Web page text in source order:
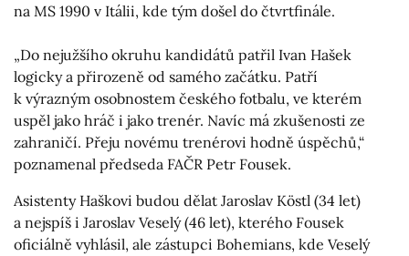
na MS 1990 v Itálii, kde tým došel do čtvrtfinále.
„Do nejužšího okruhu kandidátů patřil Ivan Hašek
logicky a přirozeně od samého začátku. Patří
k výrazným osobnostem českého fotbalu, ve kterém
uspěl jako hráč i jako trenér. Navíc má zkušenosti ze
zahraničí. Přeju novému trenérovi hodně úspěchů,“
poznamenal předseda FAČR Petr Fousek.
Asistenty Haškovi budou dělat Jaroslav Köstl (34 let)
a nejspíš i Jaroslav Veselý (46 let), kterého Fousek
oficiálně vyhlásil, ale zástupci Bohemians, kde Veselý